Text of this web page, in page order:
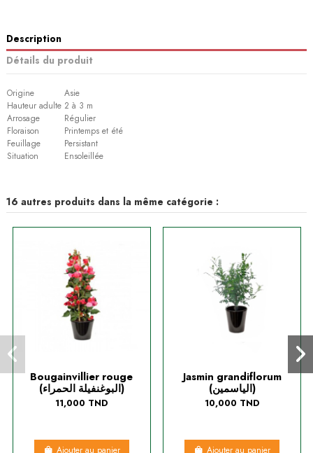
Description
Détails du produit
Origine
Asie
Hauteur adulte 2 à 3 m
Arrosage
Régulier
Floraison
Printemps et été
Feuillage
Persistant
Situation
Ensoleillée
16 autres produits dans la même catégorie :
Bougainvillier rouge
(البوغنفيلة الحمراء)
11,000 TND
Ajouter au panier
Jasmin grandiflorum
(الياسمين)
10,000 TND
Ajouter au panier